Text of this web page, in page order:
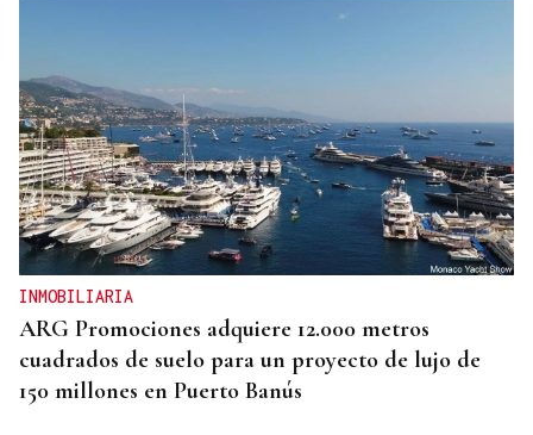
INMOBILIARIA
ARG Promociones adquiere 12.000 metros
cuadrados de suelo para un proyecto de lujo de
150 millones en Puerto Banús